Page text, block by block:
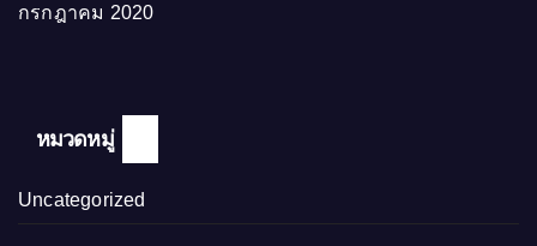
กรกฎาคม 2020
หมวดหมู่
Uncategorized